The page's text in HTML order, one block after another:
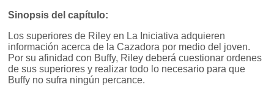
Sinopsis del capítulo:
Los superiores de Riley en La Iniciativa adquieren
información acerca de la Cazadora por medio del joven.
Por su afinidad con Buffy, Riley deberá cuestionar ordenes
de sus superiores y realizar todo lo necesario para que
Buffy no sufra ningún percance.